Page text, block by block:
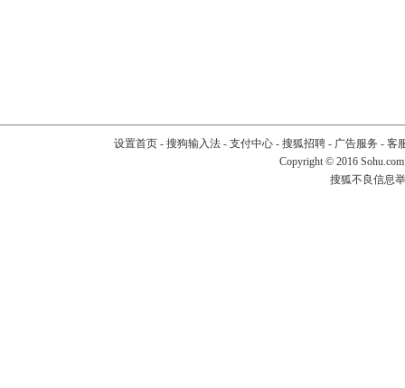
设置首页- 搜狗输入法- 支付中心- 搜狐招聘- 广告服务 - 客
Copyright © 2016
搜狐不良信息